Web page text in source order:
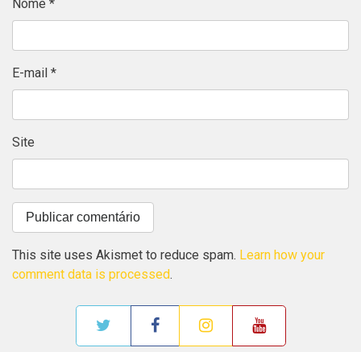
Nome *
E-mail *
Site
This site uses Akismet to reduce spam. Learn how your
comment data is processed.